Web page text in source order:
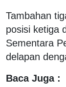
Tambahan
posisi ketiga
Sementara
delapan
Baca Juga :